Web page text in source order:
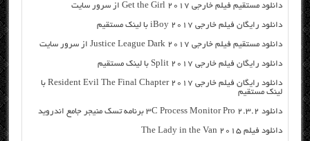
دانلود مستقیم فیلم خارجی Get the Girl 2017 از سرور سایت
دانلود رایگان فیلم خارجی iBoy 2017 با لینک مستقیم
دانلود مستقیم فیلم خارجی Justice League Dark 2017 از سرور سایت
دانلود رایگان فیلم خارجی Split 2017 با لینک مستقیم
دانلود رایگان فیلم خارجی Resident Evil The Final Chapter 2017 با
لینک مستقیم
دانلود ۳C Process Monitor Pro 2.3.2 برنامه تسک منیجر جامع اندروید
دانلود فیلم The Lady in the Van 2015